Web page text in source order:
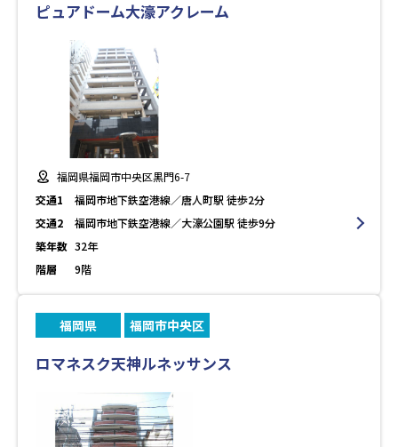
ピュアドーム大濠アクレーム
福岡県福岡市中央区黒門6-7
交通1
福岡市地下鉄空港線／唐人町駅 徒歩2分
交通2
福岡市地下鉄空港線／大濠公園駅 徒歩9分
築年数 32年
階層
9階
福岡県 福岡市中央区
ロマネスク天神ルネッサンス